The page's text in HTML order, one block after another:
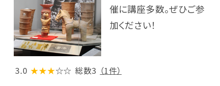
催に講座多数。ぜひご参
加ください！
3.0 ★★★☆☆ 総数3 （1件）